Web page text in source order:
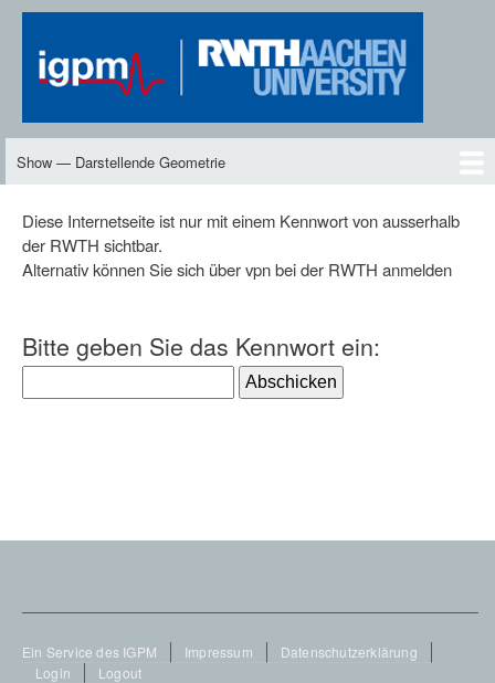
Skip
to
main
content
Darstellende
Show — Darstellende Geometrie
DG2
Neues
Inhalte
Skript
Vorlesungen
Übungen
DG-TV
DG2-TV
Downloads
Personen
Diese Internetseite ist nur mit einem Kennwort von ausserhalb
der RWTH sichtbar.
Alternativ können Sie sich über vpn bei der RWTH anmelden
Bitte geben Sie das Kennwort ein:
Footer
Ein Service des IGPM Impressum
Datenschutzerklärung
Login
Logout